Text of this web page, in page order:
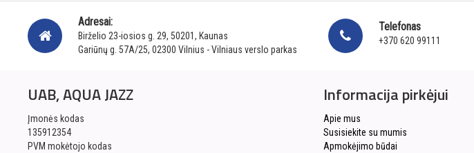
Adresai:
Birželio 23-iosios g. 29, 50201, Kaunas
Gariūnų g. 57A/25, 02300 Vilnius - Vilniaus verslo parkas
Telefonas
+370 620 99111
UAB, AQUA JAZZ
Įmonės kodas
135912354
PVM mokėtojo kodas
Informacija pirkėjui
Apie mus
Susisiekite su mumis
Apmokėjimo būdai